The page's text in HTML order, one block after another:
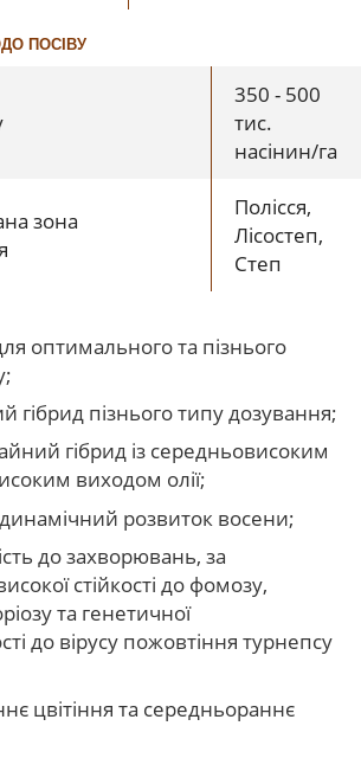
ПОСІВУ
350 - 500
тис.
насінин/га
зона
Полісся,
Лісостеп,
Степ
оптимального та пізнього
гібрид пізнього типу дозування;
гібрид із середньовисоким
виходом олії;
розвиток восени;
до захворювань, за
стійкості до фомозу,
та генетичної
до вірусу пожовтіння турнепсу
цвітіння та середньораннє